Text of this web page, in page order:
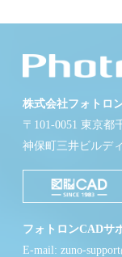
株式会社フォト
〒101-0051 東京都
神保町三井ビルデ
フォトロンCADサ
E-mail: zuno-